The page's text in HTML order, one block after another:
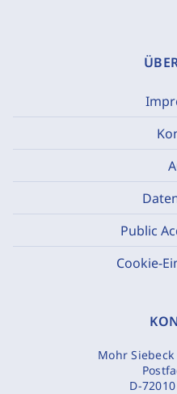
Public
Cookie-
Mohr Siebeck
D-